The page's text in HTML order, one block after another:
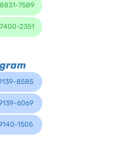
7589
2351
8585
6069
1505